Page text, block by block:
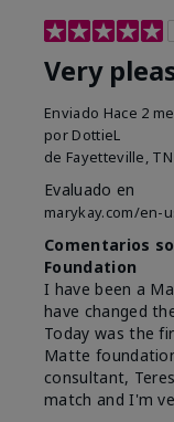
Very
Enviado Hace 2
por DottieL
de Fayetteville, TN
Evaluado en
marykay.com/en-
Comentarios
Foundation
I have been a
have changed
Today was the
Matte
consultant,
match and I'm